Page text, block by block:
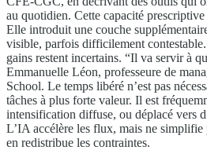
au quotidien. Cette capacité
Elle introduit une couche
visible, parfois difficilement
gains restent incertains. “Il va servir à
Emmanuelle Léon, professeure de
School. Le temps libéré n’est pas
tâches à plus forte valeur. Il est
intensification diffuse, ou déplacé vers
L’IA accélère les flux, mais ne
en redistribue les contraintes.